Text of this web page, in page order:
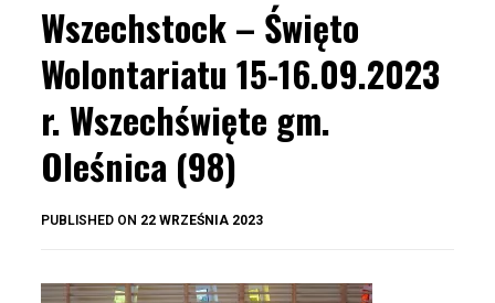
Wszechstock – Święto
Wolontariatu 15-16.09.2023
r. Wszechświęte gm.
Oleśnica (98)
PUBLISHED ON 22 WRZEŚNIA 2023